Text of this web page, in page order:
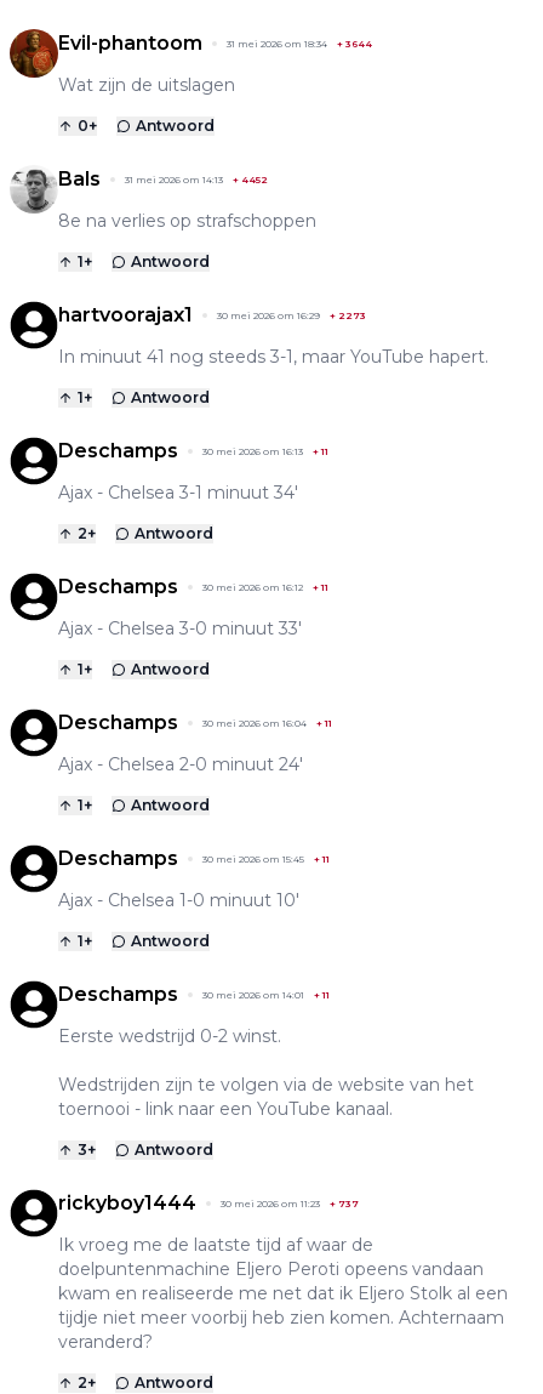
Evil-phantoom 31 mei 2026 om 18:34 + 3644
Wat zijn de uitslagen
0+ Antwoord
Bals 31 mei 2026 om 14:13 + 4452
8e na verlies op strafschoppen
1+ Antwoord
hartvoorajax1 30 mei 2026 om 16:29 + 2273
In minuut 41 nog steeds 3-1, maar YouTube hapert.
1+ Antwoord
Deschamps 30 mei 2026 om 16:13 +11
Ajax - Chelsea 3-1 minuut 34'
2+ Antwoord
Deschamps 30 mei 2026 om 16:12 +11
Ajax - Chelsea 3-0 minuut 33'
1+ Antwoord
Deschamps 30 mei 2026 om 16:04 +11
Ajax - Chelsea 2-0 minuut 24'
1+ Antwoord
Deschamps 30 mei 2026 om 15:45 +11
Ajax - Chelsea 1-0 minuut 10'
1+ Antwoord
Deschamps 30 mei 2026 om 14:01 +11
Eerste wedstrijd 0-2 winst.
Wedstrijden zijn te volgen via de website van het
toernooi - link naar een YouTube kanaal.
3+ Antwoord
rickyboy1444 30 mei 2026 om 11:23 + 737
Ik vroeg me de laatste tijd af waar de
doelpuntenmachine Eljero Peroti opeens vandaan
kwam en realiseerde me net dat ik Eljero Stolk al een
tijdje niet meer voorbij heb zien komen. Achternaam
veranderd?
2+ Antwoord